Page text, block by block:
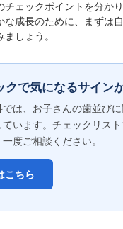
チェックポイントを分か
な成長のために、まずは
しょう。
クで気になるサイン
は、お子さんの歯並び
います。チェックリス
度ご相談ください。
こちら